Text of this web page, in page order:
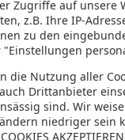
Temperaturen
Als